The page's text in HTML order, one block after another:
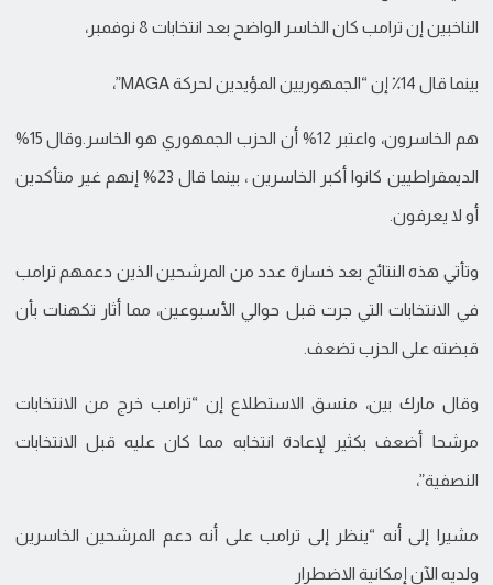
الناخبين إن ترامب كان الخاسر الواضح بعد انتخابات 8 نوفمبر،
بينما قال 14٪ إن “الجمهوريين المؤيدين لحركة MAGA”،
هم الخاسرون، واعتبر 12% أن الحزب الجمهوري هو الخاسر.وقال 15%
الديمقراطيين كانوا أكبر الخاسرين ، بينما قال 23% إنهم غير متأكدين
أو لا يعرفون.
وتأتي هذه النتائج بعد خسارة عدد من المرشحين الذين دعمهم ترامب
في الانتخابات التي جرت قبل حوالي الأسبوعين، مما أثار تكهنات بأن
قبضته على الحزب تضعف.
وقال مارك بين، منسق الاستطلاع إن “ترامب خرج من الانتخابات
مرشحا أضعف بكثير لإعادة انتخابه مما كان عليه قبل الانتخابات
النصفية”،
مشيرا إلى أنه “ينظر إلى ترامب على أنه دعم المرشحين الخاسرين
ولديه الآن إمكانية الاضطرار